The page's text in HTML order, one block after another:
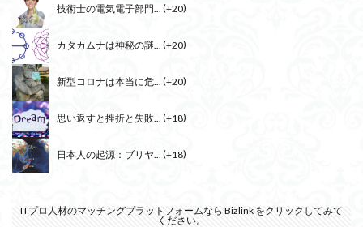
技術士の電気電子部門... +20
カタカムナは神秘の謎... +20
新型コロナは本当に危... +20
思い返すと挫折と失敗... +18
日本人の起源：ブリヤ... +18
ITプロ人材のマッチングプラットフォームなら Bizlink をクリックしてみて
ください。